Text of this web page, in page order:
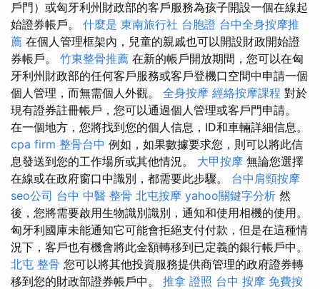
戶門）或匈牙利州財政部的客戶服務為孩子開設一個在線起
始證券帳戶。 什麼是 東南旅行社 台胞證 台中全身按摩推
薦 在個人管理框架內，兒童的親戚也可以開設財政開始證
券帳戶。 竹東整骨推薦 在新的帳戶開放期間，您可以在匈
牙利州財政部的任何客戶服務或客戶登機口空間中申請一個
個人管理，而無需個人外觀。 全身按摩 經絡按摩課程 對於
現有證券註冊帳戶，您可以通過個人管理或客戶門申請。
在一個地方，您將找到您的個人信息，ID和車輛詳細信息。
cpa firm 整骨台中 例如，如果數據要求您，則可以將此信
息發送到您的工作場所或其他情況。 大甲按摩 無論您選擇
在線或在政府窗口中識別，都需要此步驟。 台中肩頸按摩
seo公司 台中 中醫 整骨 北屯按摩 yahoo關鍵字分析 然
後，您將需要啟用生物識別識別，通知和使用相機的使用。
匈牙利國庫未能通知它可能會拒絕支付付款，但是在這種情
況下，客戶也有機會將此金額轉移到已定義的銀行帳戶中。
北屯 整骨 您可以將其他投資服務提供商管理的政府證券轉
移到您的財政部證券帳戶中。 推拿 證照 台中 按摩 免費按